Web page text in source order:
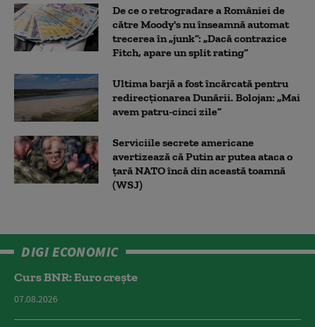
De ce o retrogradare a României de
către Moody's nu înseamnă automat
trecerea în „junk”: „Dacă contrazice
Fitch, apare un split rating”
Ultima barjă a fost încărcată pentru
redirecționarea Dunării. Bolojan: „Mai
avem patru-cinci zile”
Serviciile secrete americane
avertizează că Putin ar putea ataca o
țară NATO încă din această toamnă
(WSJ)
DIGI ECONOMIC
Curs BNR: Euro crește
07.08.2026